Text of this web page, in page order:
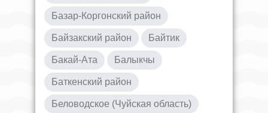
Базар-Коргонский район
Байзакский район Байтик
Бакай-Ата Балыкчы
Баткенский район
Беловодское (Чуйская область)